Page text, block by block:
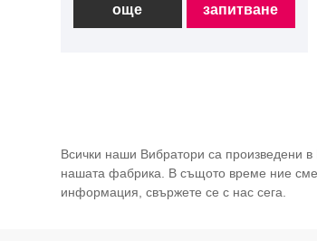
още
запитване
Всички наши Вибратори са произведени
нашата фабрика. В същото време ние сме
информация, свържете се с нас сега.